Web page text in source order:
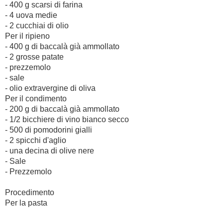
- 400 g scarsi di farina
- 4 uova medie
- 2 cucchiai di olio
Per il ripieno
- 400 g di baccalà già ammollato
- 2 grosse patate
- prezzemolo
- sale
- olio extravergine di oliva
Per il condimento
- 200 g di baccalà già ammollato
- 1/2 bicchiere di vino bianco secco
- 500 di pomodorini gialli
- 2 spicchi d'aglio
- una decina di olive nere
- Sale
- Prezzemolo
Procedimento
Per la pasta